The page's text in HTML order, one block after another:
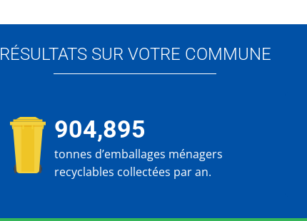
RÉSULTATS SUR VOTRE COMMUNE
904,895
tonnes d’emballages ménagers
recyclables collectées par an.